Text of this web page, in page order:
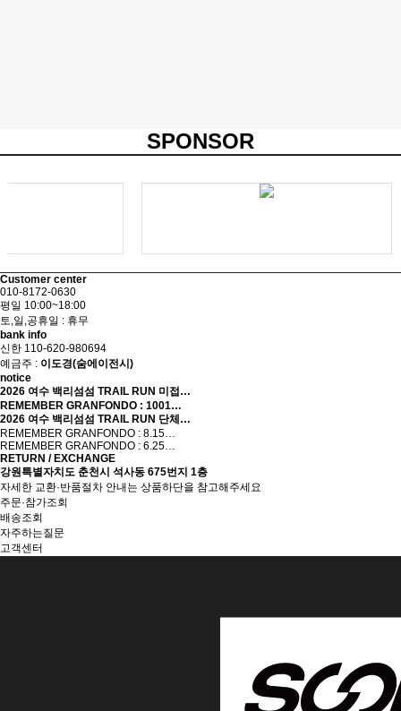
SPONSOR
Customer center
010-8172-0630
평일 10:00~18:00
토,일,공휴일 : 휴무
bank info
신한 110-620-980694
예금주 : 이도경(숨에이전시)
notice
2026 여수 백리섬섬 TRAIL RUN 미접…
REMEMBER GRANFONDO : 1001…
2026 여수 백리섬섬 TRAIL RUN 단체…
REMEMBER GRANFONDO : 8.15…
REMEMBER GRANFONDO : 6.25…
RETURN / EXCHANGE
강원특별자치도 춘천시 석사동 675번지 1층
자세한 교환·반품절차 안내는 상품하단을 참고해주세요
주문·참가조회
배송조회
자주하는질문
고객센터